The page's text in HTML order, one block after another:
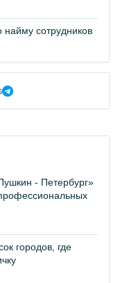
сотрудников
- Петербург»
городов, где